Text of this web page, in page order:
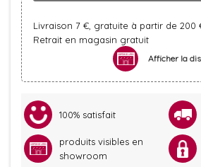
Livraison 7 €, gratuite à partir de 200
Retrait en magasin gratuit
Afficher la
100% satisfait
produits visibles en
showroom